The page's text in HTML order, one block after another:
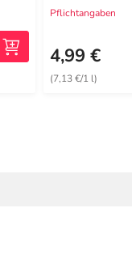
Pflichtangaben
4,99 €
(7,13 €/1 l)